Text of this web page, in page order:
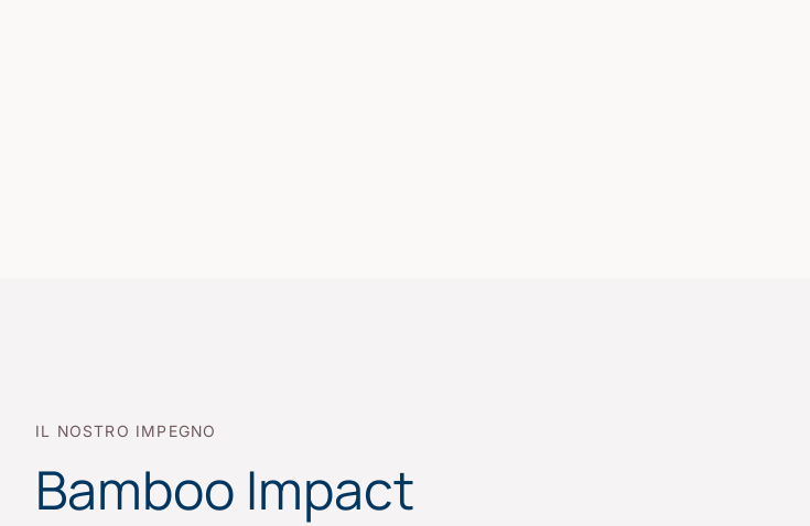
IL NOSTRO IMPEGNO
Bamboo Impact